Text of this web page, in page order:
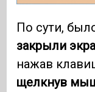
По сути,
закрыли
нажав
щелкнув